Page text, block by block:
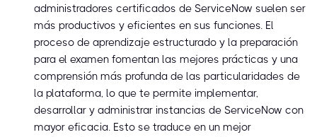
administradores certificados de ServiceNow suelen ser
más productivos y eficientes en sus funciones. El
proceso de aprendizaje estructurado y la preparación
para el examen fomentan las mejores prácticas y una
comprensión más profunda de las particularidades de
la plataforma, lo que te permite implementar,
desarrollar y administrar instancias de ServiceNow con
mayor eficacia. Esto se traduce en un mejor